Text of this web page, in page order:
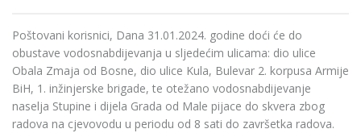
Poštovani korisnici, Dana 31.01.2024. godine doći će do
obustave vodosnabdijevanja u sljedećim ulicama: dio ulice
Obala Zmaja od Bosne, dio ulice Kula, Bulevar 2. korpusa Armije
BiH, 1. inžinjerske brigade, te otežano vodosnabdijevanje
naselja Stupine i dijela Grada od Male pijace do skvera zbog
radova na cjevovodu u periodu od 8 sati do završetka radova.